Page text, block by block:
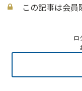
この記事は会
ロ